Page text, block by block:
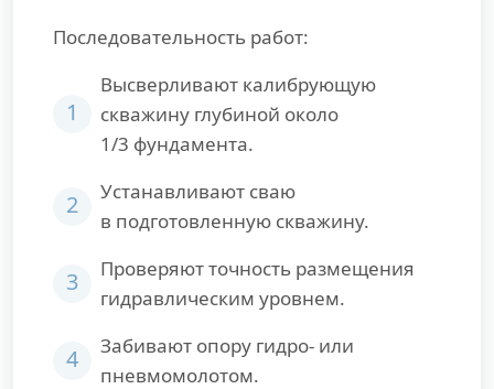
Последовательность работ:
1
Высверливают калибрующую
скважину глубиной около
1/3 фундамента.
2
Устанавливают сваю
в подготовленную скважину.
3
Проверяют точность размещения
гидравлическим уровнем.
4
Забивают опору гидро- или
пневмомолотом.